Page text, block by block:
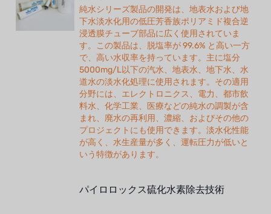
純水シリーズ製品の開発は、地表水および地
下水淡水化用の低圧芳香族ポリアミド複合逆
浸透膜チューブ部品に広く使用されていま
す。この製品は、脱塩率が 99.6% と高い一方
で、高い水収率を持っています。主に塩分
5000mg/L以下の汽水、地表水、地下水、水
道水の淡水化処理に使用されます。その適用
分野には、エレクトロニクス、電力、都市飲
料水、化学工業、医療などの純水の調製が含
まれ、廃水の再利用、濃縮、およびその他の
プロジェクトにも使用できます。淡水化性能
が高く、水生産量が多く、運転圧力が低いと
いう特徴があります。
パイロロックス硫化水素除去技術